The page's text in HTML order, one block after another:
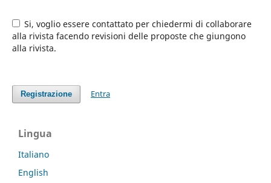
Si, voglio essere contattato per chiedermi di collaborare
alla rivista facendo revisioni delle proposte che giungono
alla rivista.
Registrazione Entra
Lingua
Italiano
English